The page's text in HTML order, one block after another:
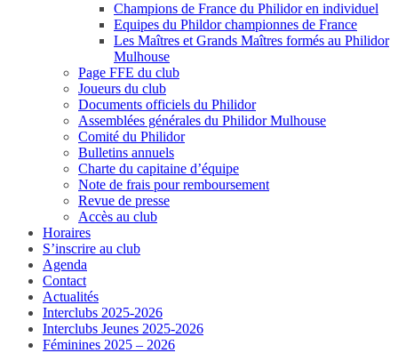
Champions de France du Philidor en individuel
Equipes du Phildor championnes de France
Les Maîtres et Grands Maîtres formés au Philidor
Mulhouse
Page FFE du club
Joueurs du club
Documents officiels du Philidor
Assemblées générales du Philidor Mulhouse
Comité du Philidor
Bulletins annuels
Charte du capitaine d’équipe
Note de frais pour remboursement
Revue de presse
Accès au club
Horaires
S’inscrire au club
Agenda
Contact
Actualités
Interclubs 2025-2026
Interclubs Jeunes 2025-2026
Féminines 2025 – 2026